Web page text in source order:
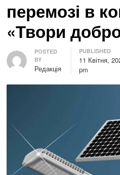
перемозі в
«Твори
Author
POSTED
BY
Редакція
PUBLISHED
11 Квітня,
pm